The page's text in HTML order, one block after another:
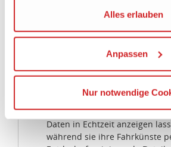
Wir verwenden den Google Tag
Dienste einzubinden.
Wenn Sie auf „Alles erlauben“,
Ihrer personenbezogener Daten in
Die USA ist ein Drittland, dass nicht
Kommission erfasst wird, und daher
Schutzniveau für personenbezogene
Alles erlauben
Anpassen
Nur notwendige
MINT-Bauspielzeug für Kinder:
Supersportwagen bietet
ein spannendes Bauprojekt
Spielspaß mit dem
Ferngesteuerter Lamborghini:
Spielzeugauto aus diesem Set
CONTROL+ App verfügbar, in
Lenkung bedienen, die
Daten in Echtzeit anzeigen
während sie ihre Fahrkünste